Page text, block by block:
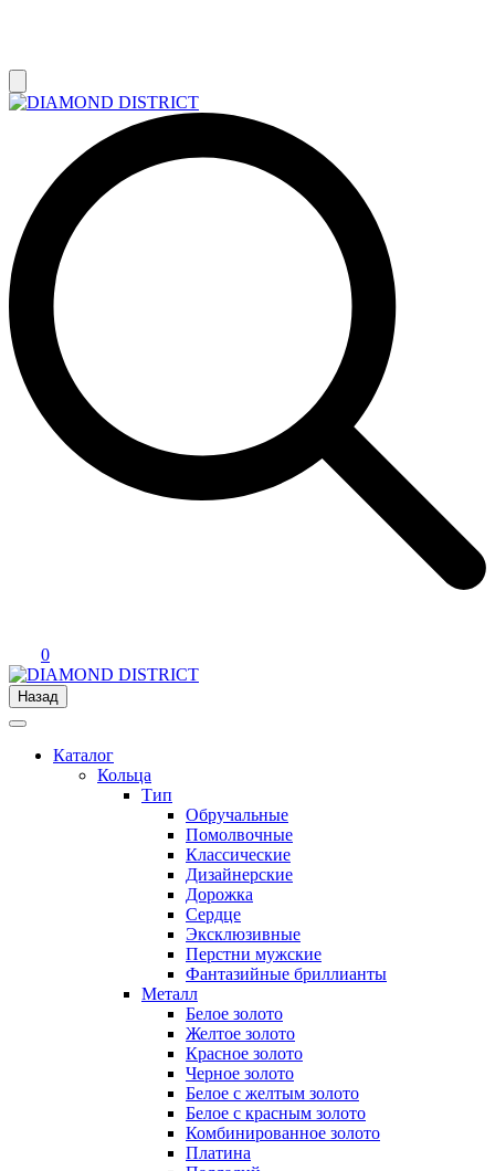
0
Назад
Каталог
Кольца
Тип
Обручальные
Помолвочные
Классические
Дизайнерские
Дорожка
Сердце
Эксклюзивные
Перстни мужские
Фантазийные бриллианты
Металл
Белое золото
Желтое золото
Красное золото
Черное золото
Белое с желтым золото
Белое с красным золото
Комбинированное золото
Платина